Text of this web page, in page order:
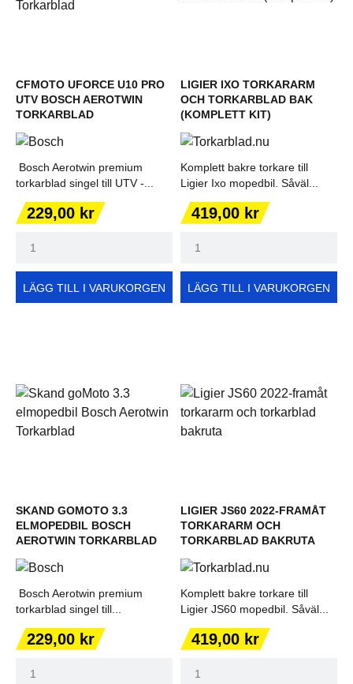
CFMOTO UFORCE U10 PRO
UTV BOSCH AEROTWIN
TORKARBLAD
Bosch Aerotwin premium
torkarblad singel till UTV -...
Pris
229,00 kr
LÄGG TILL I VARUKORGEN
LIGIER IXO TORKARARM
OCH TORKARBLAD BAK
(KOMPLETT KIT)
Komplett bakre torkare till
Ligier Ixo mopedbil. Såväl...
Pris
419,00 kr
LÄGG TILL I VARUKORGEN
SKAND GOMOTO 3.3
ELMOPEDBIL BOSCH
AEROTWIN TORKARBLAD
Bosch Aerotwin premium
torkarblad singel till...
Pris
229,00 kr
LIGIER JS60 2022-FRAMÅT
TORKARARM OCH
TORKARBLAD BAKRUTA
Komplett bakre torkare till
Ligier JS60 mopedbil. Såväl...
Pris
419,00 kr